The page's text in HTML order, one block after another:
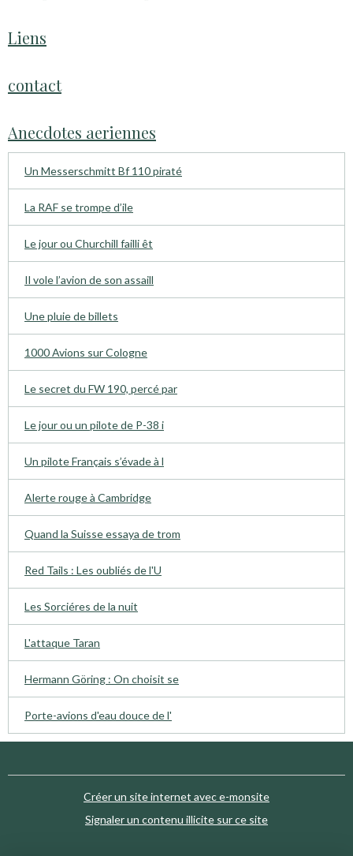
Liens
contact
Anecdotes aeriennes
Un Messerschmitt Bf 110 piraté
La RAF se trompe d’ile
Le jour ou Churchill failli êt
Il vole l’avion de son assaill
Une pluie de billets
1000 Avions sur Cologne
Le secret du FW 190, percé par
Le jour ou un pilote de P-38 i
Un pilote Français s’évade à l
Alerte rouge à Cambridge
Quand la Suisse essaya de trom
Red Tails : Les oubliés de l'U
Les Sorciéres de la nuit
L'attaque Taran
Hermann Göring : On choisit se
Porte-avions d'eau douce de l'
Créer un site internet avec e-monsite
Signaler un contenu illicite sur ce site